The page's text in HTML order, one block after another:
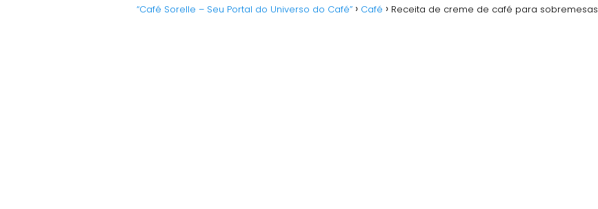
“Café Sorelle – Seu Portal do Universo do Café” Café Receita de creme de café para sobremesas